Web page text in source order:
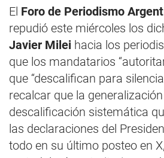
El Foro de Periodismo
repudió este miércoles los
Javier Milei hacia los
que los mandatarios
que “descalifican para
recalcar que la
descalificación sistemática
las declaraciones del
todo en su último posteo en